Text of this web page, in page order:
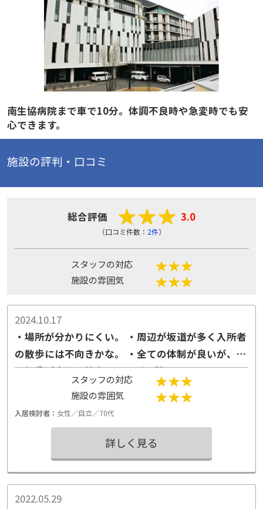
南生協病院まで車で10分。体調不良時や急変時でも安
心できます。
施設の評判・口コミ
総合評価 3.0
（口コミ件数： 2件）
スタッフの対応
施設の雰囲気
2024.10.17
・場所が分かりにくい。 ・周辺が坂道が多く入所者
の散歩には不向きかな。 ・全ての体制が良いが、必
要経費が高く一般人には入所困難。
スタッフの対応
施設の雰囲気
入居検討者： 女性／自立／70代
詳しく見る
2022.05.29